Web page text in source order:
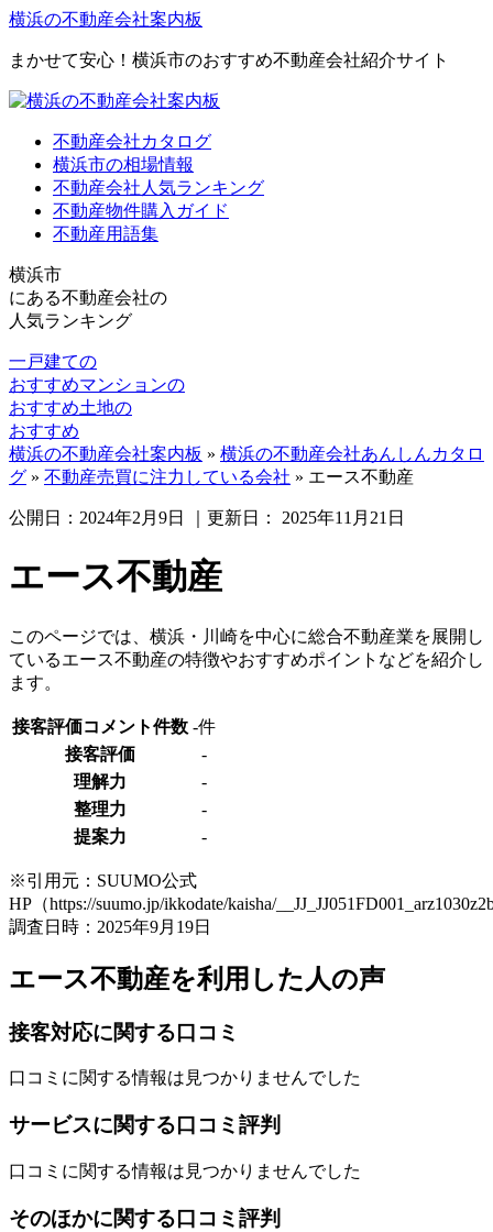
横浜の不動産会社案内板
まかせて安心！横浜市のおすすめ不動産会社紹介サイト
不動産会社カタログ
横浜市の相場情報
不動産会社人気ランキング
不動産物件購入ガイド
不動産用語集
横浜市
にある不動産会社の
人気ランキング
一戸建ての
おすすめマンションの
おすすめ土地の
おすすめ
横浜の不動産会社案内板 » 横浜の不動産会社あんしんカタロ
グ » 不動産売買に注力している会社 » エース不動産
公開日： 2024年2月9日 ｜更新日： 2025年11月21日
エース不動産
このページでは、横浜・川崎を中心に総合不動産業を展開し
ているエース不動産の特徴やおすすめポイントなどを紹介し
ます。
接客評価コメント件数 -件
接客評価
-
理解力
-
整理力
-
提案力
-
※引用元：SUUMO公式
HP（https://suumo.jp/ikkodate/kaisha/
調査日時：2025年9月19日
エース不動産を利用した人の声
接客対応に関する口コミ
口コミに関する情報は見つかりませんでした
サービスに関する口コミ評判
口コミに関する情報は見つかりませんでした
そのほかに関する口コミ評判